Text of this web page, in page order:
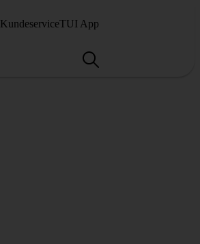
KundeserviceTUI App